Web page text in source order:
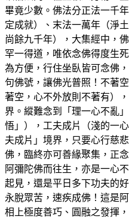
畢竟少數。佛法分正法一千
定成就）、末法一萬年（淨
尚餘九千年），大集經中，
罕一得道，唯依念佛得度生
為方便，行住坐臥皆可念佛
句佛號，讓佛光普照！不著
著空，心不外放則不著有）
界。縱難念到「理一心不亂
悟」），工夫成片（淺的一
夫成片」境界，只要心行慈
佛，臨終亦可善緣聚集，正
阿彌陀佛而往生，亦是一心
起見，還是平日多下功夫的
永脫眾苦，速疾成佛！這是
相上極度善巧、圓融之發揮